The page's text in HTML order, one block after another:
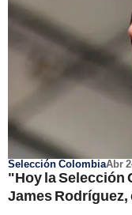
Selección ColombiaAbr
"Hoy la Selección
James